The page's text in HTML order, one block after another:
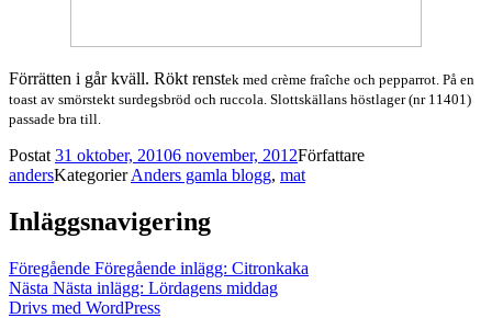
Förrätten i går kväll. Rökt renstek med crème fraîche och pepparrot. På en
toast av smörstekt surdegsbröd och ruccola. Slottskällans höstlager (nr 11401)
passade bra till.
Postat 31 oktober, 20106 november, 2012Författare
andersKategorierAnders gamla blogg, mat
Inläggsnavigering
Föregående Föregående inlägg: Citronkaka
Nästa Nästa inlägg: Lördagens middag
Drivs med WordPress